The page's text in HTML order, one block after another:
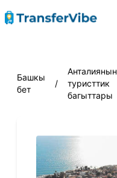
Башкы
бет
/
Анталиянын
туристтик
багыттары